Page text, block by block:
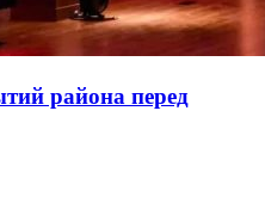
района перед